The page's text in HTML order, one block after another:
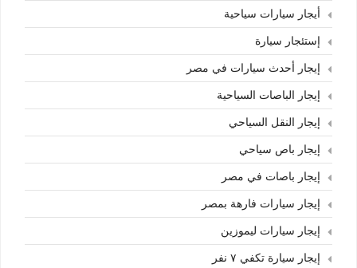
أيجار سيارات سياحية
إستئجار سيارة
إيجار أحدث سيارات في مصر
إيجار الباصات السياحية
إيجار النقل السياحي
إيجار باص سياحي
إيجار باصات في مصر
إيجار سيارات فارهة بمصر
إيجار سيارات ليموزين
إيجار سيارة تكفي ٧ نفر